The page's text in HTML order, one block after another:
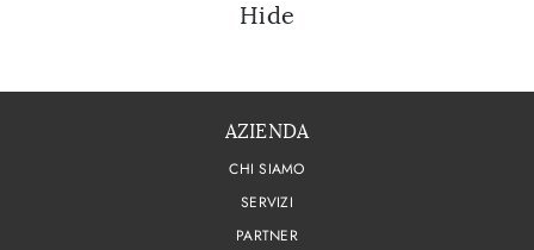
Hide
AZIENDA
CHI SIAMO
SERVIZI
PARTNER